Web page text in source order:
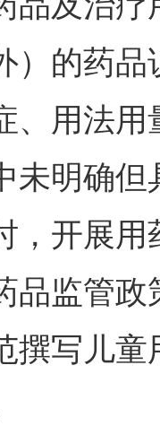
）的药
、用法
未明确
，开展
品监管
撰写儿